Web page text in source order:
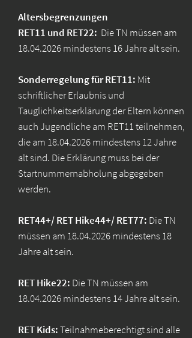
Altersbegrenzungen
RET11 und RET22: Die TN müssen am
18.04.2026mindestens 16 Jahre alt sein.
Sonderregelung für RET11: Mit
schriftlicher Erlaubnis und
Tauglichkeitserklärung der Eltern können
auch Jugendliche am RET11 teilnehmen,
die am 18.04.2026mindestens 12 Jahre
alt sind. Die Erklärung muss bei der
Startnummernabholung abgegeben
werden.
RET44+/ RET Hike44+/ RET77: Die TN
müssen am 18.04.2026mindestens 18
Jahre alt sein.
RET Hike22: Die TN müssen am
18.04.2026mindestens 14 Jahre alt sein.
RET Kids:Teilnahmeberechtigt sind alle